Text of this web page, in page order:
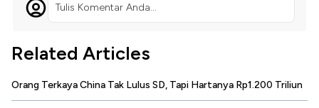
Tulis Komentar Anda...
Related Articles
Orang Terkaya China Tak Lulus SD, Tapi Hartanya Rp1.200 Triliun